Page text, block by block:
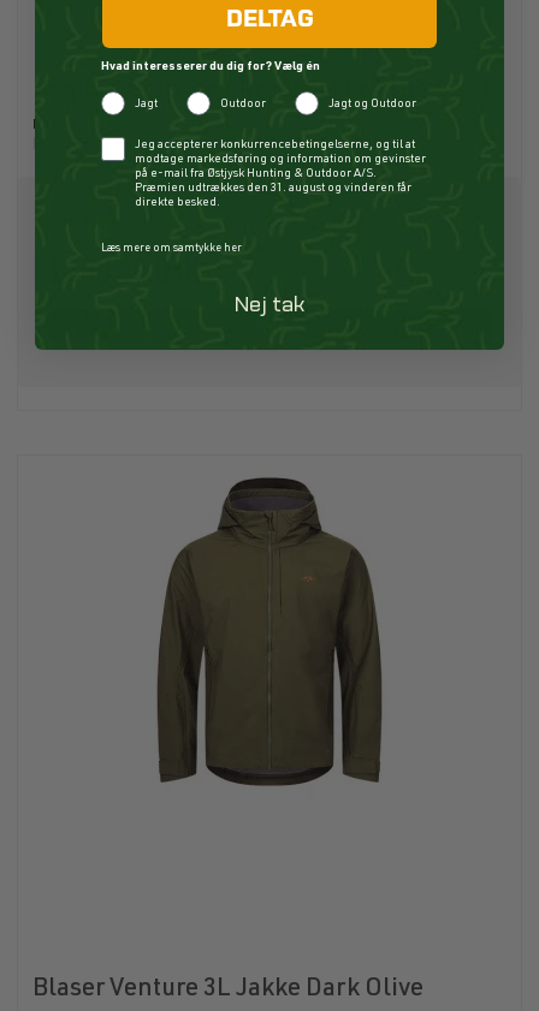
Haglöfs Gran 3in1 Proof Jakke True Black
Haglöfs
Blaser Venture 3L Jakke Dark Olive
DELTAG
Hvad interesserer du dig for? Vælg én
Jagt Outdoor Jagt og Outdoor
CheckboxJeg accepterer konkurrencebetingelserne, og til at
modtage markedsføring og information om gevinster
på e-mail fra Østjysk Hunting & Outdoor A/S.
Præmien udtrækkes den 31. august og vinderen får
direkte besked.
Læs mere om samtykke her
Nej tak